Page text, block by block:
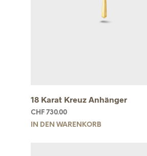
18 Karat Kreuz Anhänger
CHF 730.00
IN DEN WARENKORB